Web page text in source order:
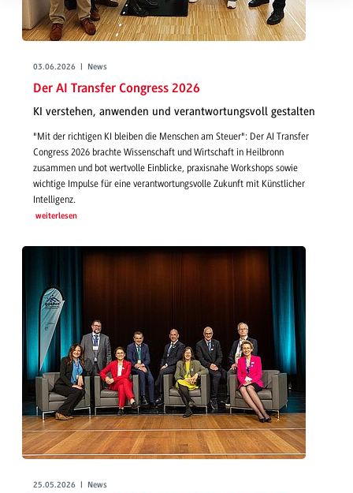
03.06.2026 | News
Der AI Transfer Congress 2026
KI verstehen, anwenden und verantwortungsvoll gestalten
"Mit der richtigen KI bleiben die Menschen am Steuer": Der AI Transfer
Congress 2026 brachte Wissenschaft und Wirtschaft in Heilbronn
zusammen und bot wertvolle Einblicke, praxisnahe Workshops sowie
wichtige Impulse für eine verantwortungsvolle Zukunft mit Künstlicher
Intelligenz.
weiterlesen
25.05.2026 | News